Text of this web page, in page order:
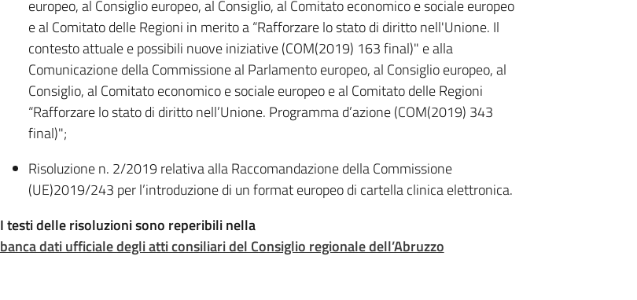
europeo, al Consiglio europeo, al Consiglio, al Comitato economico e sociale europeo
e al Comitato delle Regioni in merito a “Rafforzare lo stato di diritto nell'Unione. Il
contesto attuale e possibili nuove iniziative (COM(2019) 163 final)" e alla
Comunicazione della Commissione al Parlamento europeo, al Consiglio europeo, al
Consiglio, al Comitato economico e sociale europeo e al Comitato delle Regioni
“Rafforzare lo stato di diritto nell’Unione. Programma d’azione (COM(2019) 343
final)";
Risoluzione n. 2/2019 relativa alla Raccomandazione della Commissione
(UE)2019/243 per l’introduzione di un format europeo di cartella clinica elettronica.
I testi delle risoluzioni sono reperibili nella
banca dati ufficiale degli atti consiliari del Consiglio regionale dell’Abruzzo